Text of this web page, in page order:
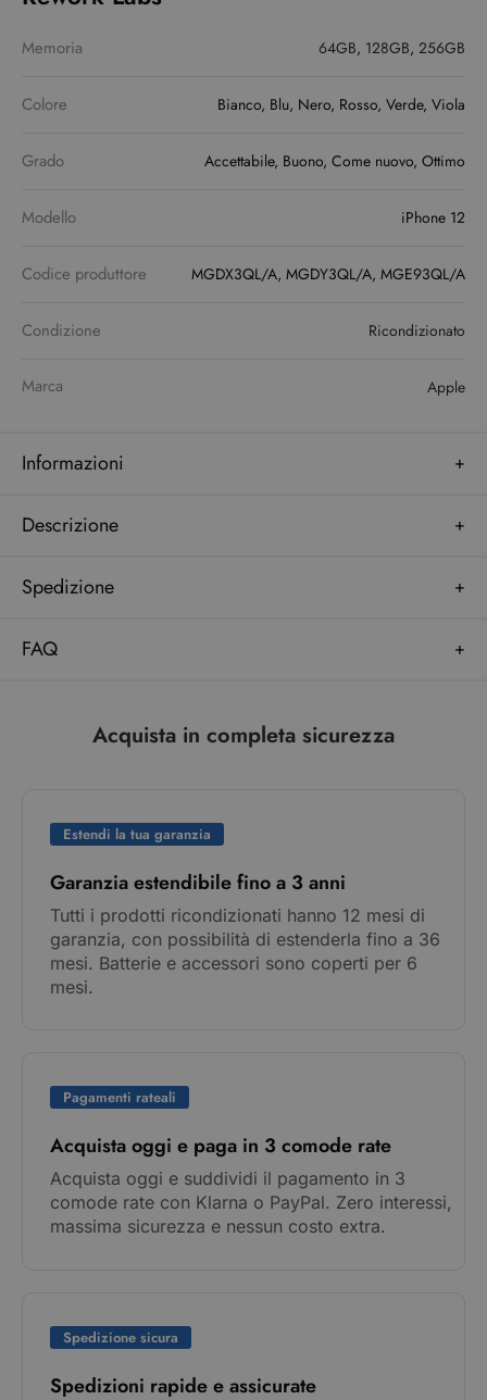
Informazioni
Descrizione
Spedizione
FAQ
Memoria 64GB, 128GB, 256GB
Colore Bianco, Blu, Nero, Rosso, Verde, Viola
Grado Accettabile, Buono, Come nuovo, Ottimo
Modello iPhone 12
Codice produttore MGDX3QL/A, MGDY3QL/A, MGE93QL/A
Condizione Ricondizionato
Marca Apple
Acquista in completa sicurezza
Estendi la tua garanzia
Garanzia estendibile fino a 3 anni
Tutti i prodotti ricondizionati hanno 12 mesi di
garanzia, con possibilità di estenderla fino a 36
mesi. Batterie e accessori sono coperti per 6
mesi.
Pagamenti rateali
Acquista oggi e paga in 3 comode rate
Acquista oggi e suddividi il pagamento in 3
comode rate con Klarna o PayPal. Zero interessi,
massima sicurezza e nessun costo extra.
Spedizione sicura
Spedizioni rapide e assicurate